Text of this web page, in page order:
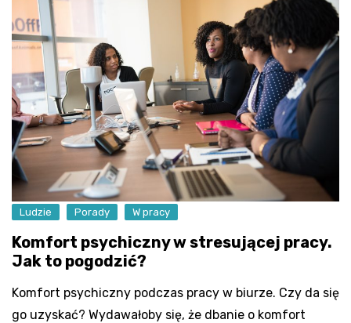
Ludzie Porady W pracy
Komfort psychiczny w stresującej pracy.
Jak to pogodzić?
Komfort psychiczny podczas pracy w biurze. Czy da się
go uzyskać? Wydawałoby się, że dbanie o komfort